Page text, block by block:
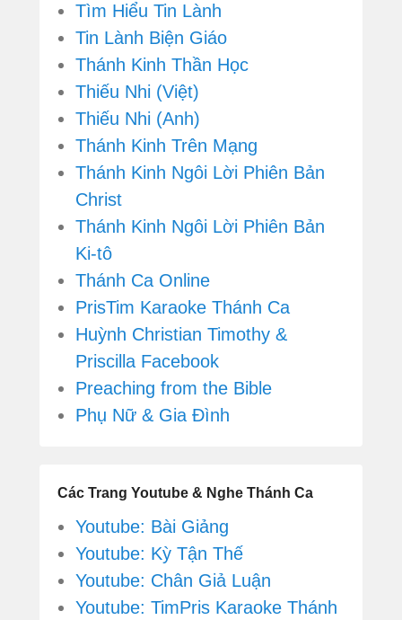
Tìm Hiểu Tin Lành
Tin Lành Biện Giáo
Thánh Kinh Thần Học
Thiếu Nhi (Việt)
Thiếu Nhi (Anh)
Thánh Kinh Trên Mạng
Thánh Kinh Ngôi Lời Phiên Bản
Christ
Thánh Kinh Ngôi Lời Phiên Bản
Ki-tô
Thánh Ca Online
PrisTim Karaoke Thánh Ca
Huỳnh Christian Timothy &
Priscilla Facebook
Preaching from the Bible
Phụ Nữ & Gia Đình
Các Trang Youtube & Nghe Thánh Ca
Youtube: Bài Giảng
Youtube: Kỳ Tận Thế
Youtube: Chân Giả Luận
Youtube: TimPris Karaoke Thánh